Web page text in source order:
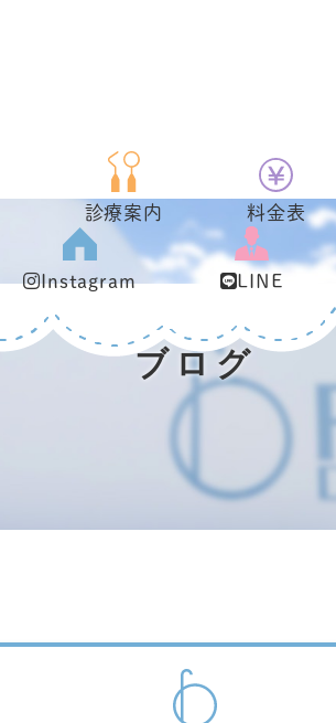
診療案内 料金表
Instagram LINE
ブログ